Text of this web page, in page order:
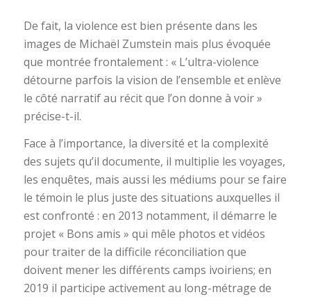
De fait, la violence est bien présente dans les
images de Michaël Zumstein mais plus évoquée
que montrée frontalement : « L’ultra-violence
détourne parfois la vision de l’ensemble et enlève
le côté narratif au récit que l’on donne à voir »
précise-t-il.
Face à l’importance, la diversité et la complexité
des sujets qu’il documente, il multiplie les voyages,
les enquêtes, mais aussi les médiums pour se faire
le témoin le plus juste des situations auxquelles il
est confronté : en 2013 notamment, il démarre le
projet « Bons amis » qui mêle photos et vidéos
pour traiter de la difficile réconciliation que
doivent mener les différents camps ivoiriens; en
2019 il participe activement au long-métrage de